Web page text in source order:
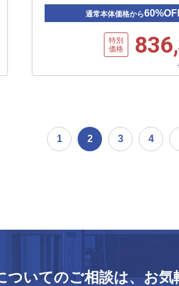
通常本体価格から
特別
価格
1 2 3 4
ついてのご相談は、お気